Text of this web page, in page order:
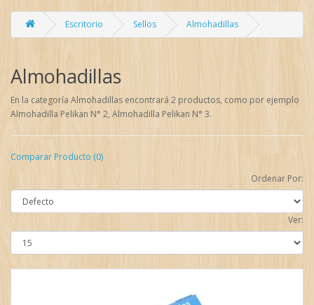
Escritorio Sellos Almohadillas
Almohadillas
En la categoría Almohadillas encontrará 2 productos, como por ejemplo
Almohadilla Pelikan N° 2, Almohadilla Pelikan N° 3.
Comparar Producto (0)
Ordenar Por:
Ver: